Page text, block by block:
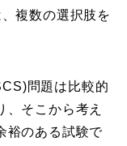
複数の選択肢を
問題は比較的
そこから考え
裕のある試験で